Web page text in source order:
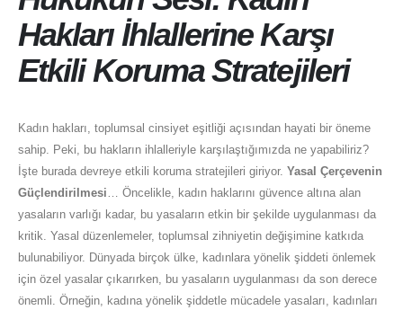
Hakları İhlallerine Karşı
Etkili Koruma Stratejileri
Kadın hakları, toplumsal cinsiyet eşitliği açısından hayati bir öneme
sahip. Peki, bu hakların ihlalleriyle karşılaştığımızda ne yapabiliriz?
İşte burada devreye etkili koruma stratejileri giriyor. Yasal Çerçevenin
Güçlendirilmesi… Öncelikle, kadın haklarını güvence altına alan
yasaların varlığı kadar, bu yasaların etkin bir şekilde uygulanması da
kritik. Yasal düzenlemeler, toplumsal zihniyetin değişimine katkıda
bulunabiliyor. Dünyada birçok ülke, kadınlara yönelik şiddeti önlemek
için özel yasalar çıkarırken, bu yasaların uygulanması da son derece
önemli. Örneğin, kadına yönelik şiddetle mücadele yasaları, kadınları